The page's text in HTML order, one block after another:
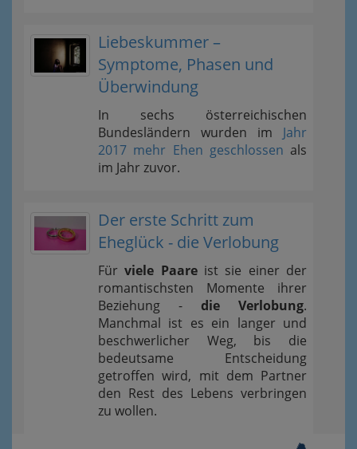
Liebeskummer –
Symptome, Phasen und
Überwindung
In sechs österreichischen
Bundesländern wurden im Jahr
2017 mehr Ehen geschlossen als
im Jahr zuvor.
Der erste Schritt zum
Eheglück - die Verlobung
Fürviele Paareist sie einer der
romantischsten Momente ihrer
Beziehung - die Verlobung.
Manchmal ist es ein langer und
beschwerlicher Weg, bis die
bedeutsame Entscheidung
getroffen wird, mit dem Partner
den Rest des Lebens verbringen
zu wollen.